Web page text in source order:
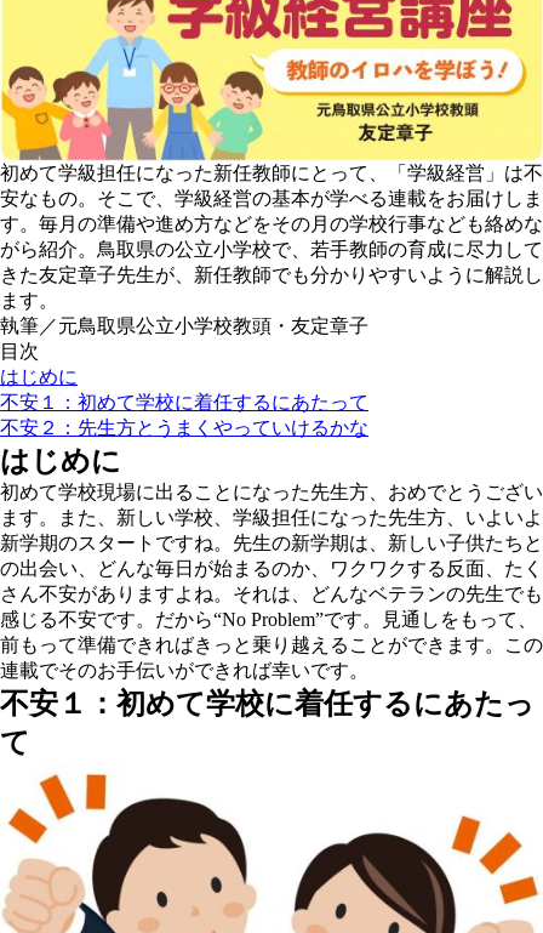
初めて学級担任になった新任教師にとって、「学級経営」は不
安なもの。そこで、学級経営の基本が学べる連載をお届けしま
す。毎月の準備や進め方などをその月の学校行事なども絡めな
がら紹介。鳥取県の公立小学校で、若手教師の育成に尽力して
きた友定章子先生が、新任教師でも分かりやすいように解説し
ます。
執筆／元鳥取県公立小学校教頭・友定章子
目次
はじめに
不安１：初めて学校に着任するにあたって
不安２：先生方とうまくやっていけるかな
はじめに
初めて学校現場に出ることになった先生方、おめでとうござい
ます。また、新しい学校、学級担任になった先生方、いよいよ
新学期のスタートですね。先生の新学期は、新しい子供たちと
の出会い、どんな毎日が始まるのか、ワクワクする反面、たく
さん不安がありますよね。それは、どんなベテランの先生でも
感じる不安です。だから“No Problem”です。見通しをもって、
前もって準備できればきっと乗り越えることができます。この
連載でそのお手伝いができれば幸いです。
不安１：初めて学校に着任するにあたっ
て